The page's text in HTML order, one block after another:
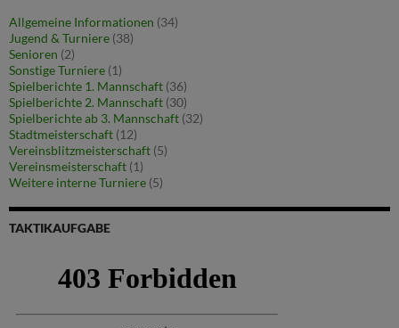
Allgemeine Informationen (34)
Jugend & Turniere (38)
Senioren (2)
Sonstige Turniere (1)
Spielberichte 1. Mannschaft (36)
Spielberichte 2. Mannschaft (30)
Spielberichte ab 3. Mannschaft (32)
Stadtmeisterschaft (12)
Vereinsblitzmeisterschaft (5)
Vereinsmeisterschaft (1)
Weitere interne Turniere (5)
TAKTIKAUFGABE